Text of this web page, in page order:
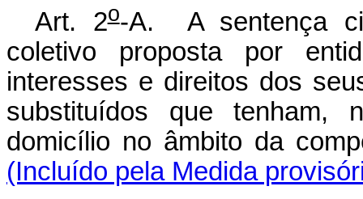
Art. 2o-A. A sentença
coletivo proposta por
interesses e direitos dos
substituídos que tenham,
domicílio no âmbito da
(Incluído pela Medida